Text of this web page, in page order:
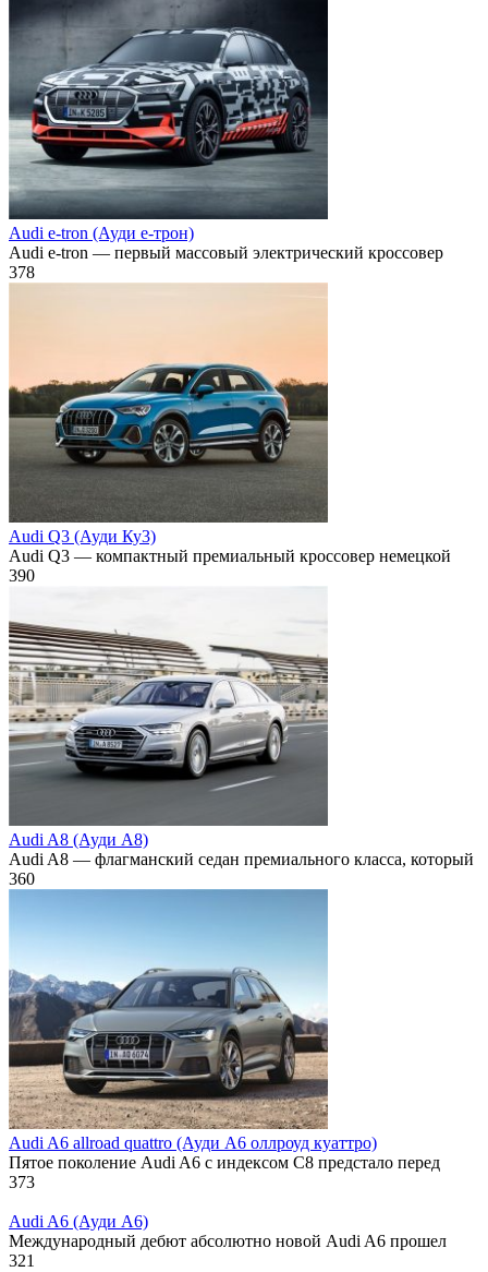
Audi e-tron (Ауди е-трон)
Audi e-tron — первый массовый электрический кроссовер
378
Audi Q3 (Ауди Ку3)
Audi Q3 — компактный премиальный кроссовер немецкой
390
Audi A8 (Ауди А8)
Audi A8 — флагманский седан премиального класса, который
360
Audi A6 allroad quattro (Ауди А6 оллроуд куаттро)
Пятое поколение Audi A6 с индексом C8 предстало перед
373
Audi A6 (Ауди А6)
Международный дебют абсолютно новой Audi A6 прошел
321